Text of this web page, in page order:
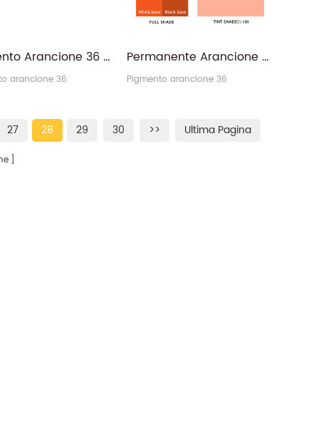
Pigmento Arancione 36 - CAS 12236-62-3 Arancione permanente PO36 per plastica
arancione 36
Permanente Arancione Veloce Arancione HL PO36 Pigmento Organico Arancione 36
Pigmento arancione 36
27 28 29 30 >> Ultima Pagina